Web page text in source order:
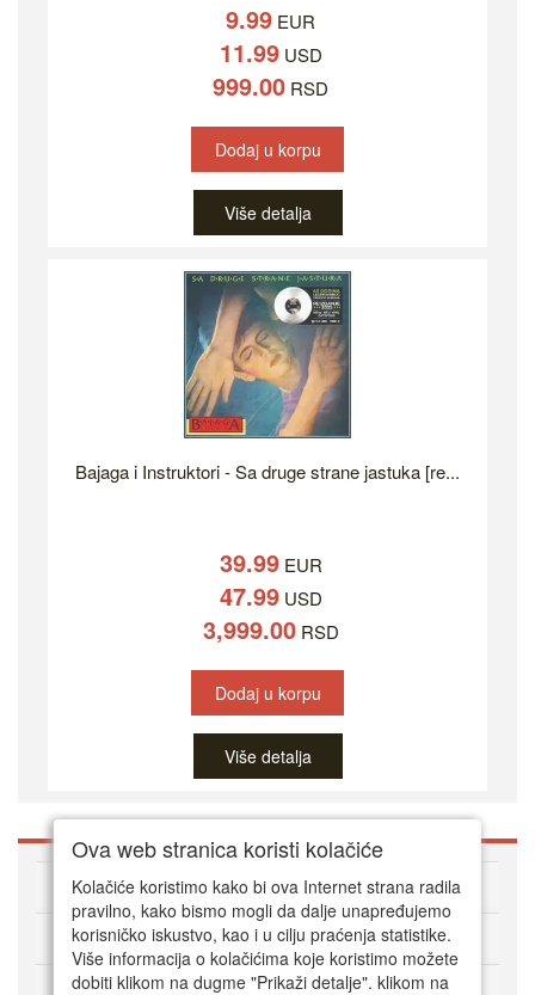
9.99 EUR
11.99USD
999.00 RSD
Dodaj u korpu
Više detalja
Bajaga i Instruktori - Sa druge strane jastuka [re...
39.99EUR
47.99USD
3,999.00RSD
Dodaj u korpu
Više detalja
O DVD Zoni
Kako kupovati online
Korisnički servis
Ova web stranica koristi kolačiće
Kolačiće koristimo kako bi ova Internet strana radila
pravilno, kako bismo mogli da dalje unapređujemo
korisničko iskustvo, kao i u cilju praćenja statistike.
Više informacija o kolačićima koje koristimo možete
dobiti klikom na dugme "Prikaži detalje". klikom na